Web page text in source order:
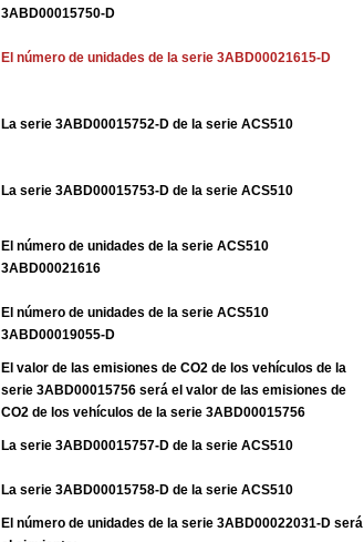
3ABD00015750-D
El número de unidades de la serie 3ABD00021615-D
La serie 3ABD00015752-D de la serie ACS510
La serie 3ABD00015753-D de la serie ACS510
El número de unidades de la serie ACS510
3ABD00021616
El número de unidades de la serie ACS510
3ABD00019055-D
El valor de las emisiones de CO2 de los vehículos de la
serie 3ABD00015756 será el valor de las emisiones de
CO2 de los vehículos de la serie 3ABD00015756
La serie 3ABD00015757-D de la serie ACS510
La serie 3ABD00015758-D de la serie ACS510
El número de unidades de la serie 3ABD00022031-D será